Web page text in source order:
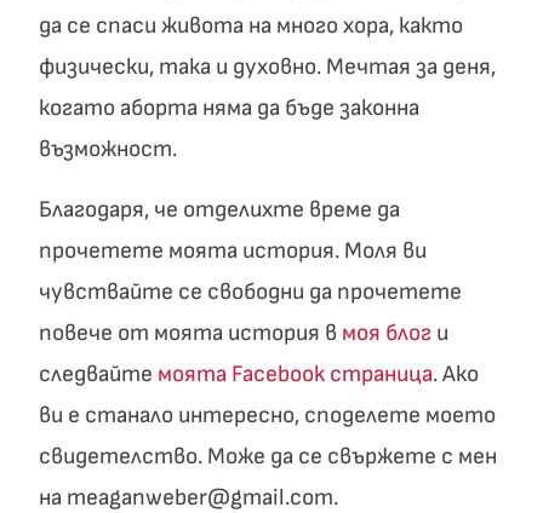
да се спаси живота на много хора, както
физически, така и духовно. Мечтая за деня,
когато аборта няма да бъде законна
възможност.
Благодаря, че отделихте време да
прочетете моята история. Моля ви
чувствайте се свободни да прочетете
повече от моята история в моя блог и
следвайте моята Facebook страница. Ако
ви е станало интересно, споделете моето
свидетелство. Може да се свържете с мен
на meaganweber@gmail.com.